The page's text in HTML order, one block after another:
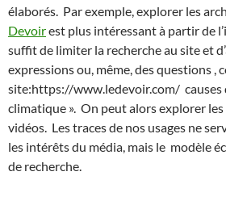
élaborés. Par exemple, explorer les
Devoirest plus intéressant à partir de
suffit de limiter la recherche au site et
expressions ou, même, des questions ,
site:https://www.ledevoir.com/ causes
climatique ». On peut alors explorer
vidéos. Les traces de nos usages ne
les intérêts du média, mais le modèle
de recherche.